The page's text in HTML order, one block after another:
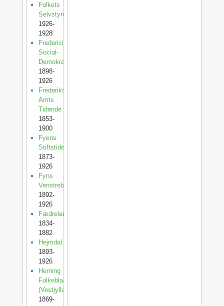
Folkets
Selvstyre
1926-
1928
Fredericia
Social-
Demokrat
1898-
1926
Frederiksborg
Amts
Tidende
1853-
1900
Fyens
Stiftstidende
1873-
1926
Fyns
Venstreblad
1892-
1926
Fædrelandet
1834-
1882
Hejmdal
1893-
1926
Herning
Folkeblad
(Vestjylland)
1869-